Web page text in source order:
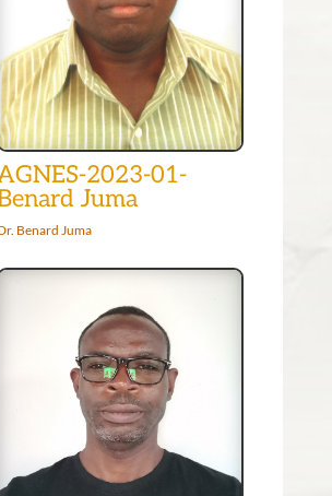
2023-01-
Juma
Benard Juma